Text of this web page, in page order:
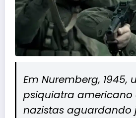
Em Nuremberg, 1945,
psiquiatra americano
nazistas aguardando